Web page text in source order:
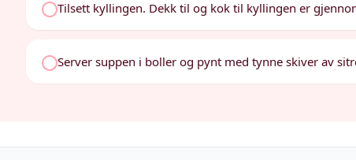
Tilsett kyllingen. Dekk til og kok til kyllingen er
Server suppen i boller og pynt med tynne skiver av